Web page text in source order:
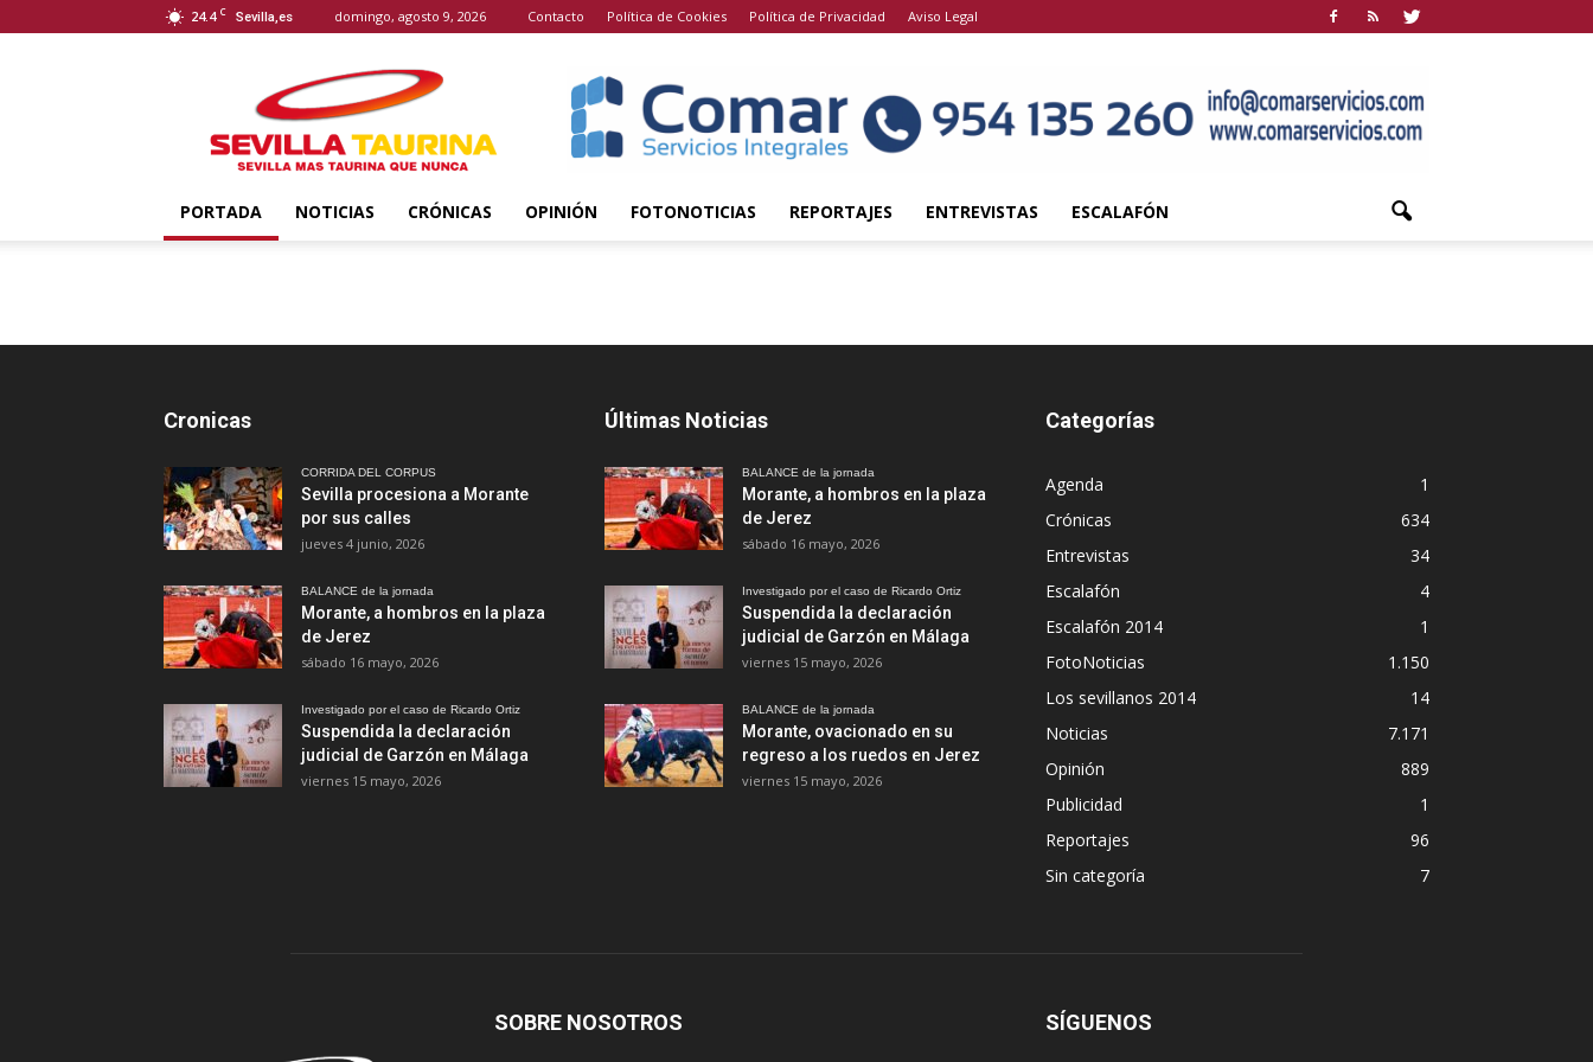
24.4 C Sevilla,es domingo, agosto 9, 2026 Contacto Política de Cookies Política de Privacidad Aviso Legal
Taurina
PORTADA NOTICIAS CRÓNICAS OPINIÓN FOTONOTICIAS REPORTAJES ENTREVISTAS ESCALAFÓN
Cronicas
CORRIDA DEL CORPUS
Sevilla procesiona a Morante
por sus calles
jueves 4 junio, 2026
BALANCE de la jornada
Morante, a hombros en la plaza
de Jerez
sábado 16 mayo, 2026
Investigado por el caso de Ricardo Ortiz
Suspendida la declaración
judicial de Garzón en Málaga
viernes 15 mayo, 2026
Últimas Noticias
BALANCE de la jornada
Morante, a hombros en la plaza
de Jerez
sábado 16 mayo, 2026
Investigado por el caso de Ricardo Ortiz
Suspendida la declaración
judicial de Garzón en Málaga
viernes 15 mayo, 2026
BALANCE de la jornada
Morante, ovacionado en su
regreso a los ruedos en Jerez
viernes 15 mayo, 2026
Categorías
Agenda
1
Crónicas
634
Entrevistas
34
Escalafón
4
Escalafón 2014
1
FotoNoticias
1.150
Los sevillanos 2014
14
Noticias
7.171
Opinión
889
Publicidad
1
Reportajes
96
Sin categoría
7
SOBRE NOSOTROS SÍGUENOS